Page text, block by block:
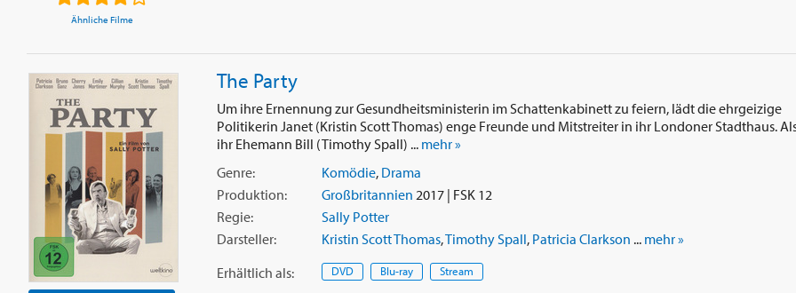
Ähnliche Filme
The Party
Um ihre Ernennung zur Gesundheitsministerin im Schattenkabinett zu feiern, lädt die ehrgeizige
Politikerin Janet (Kristin Scott Thomas) enge Freunde und Mitstreiter in ihr Londoner Stadthaus.
ihr Ehemann Bill (Timothy Spall) ... mehr »
Genre:
Komödie, Drama
Produktion:
Großbritannien 2017 | FSK 12
Regie:
Sally Potter
Darsteller:
Kristin Scott Thomas,Timothy Spall, Patricia Clarkson ... mehr »
Erhältlich als: DVD Blu-ray Stream